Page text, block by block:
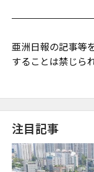
亜洲日報の記事等
することは禁じら
注目記事